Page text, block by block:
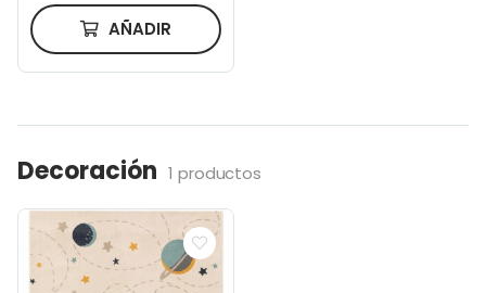
AÑADIR
Decoración 1 productos